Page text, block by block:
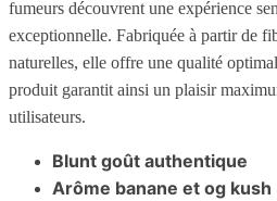
fumeurs découvrent une expérience
exceptionnelle. Fabriquée à partir de
naturelles, elle offre une qualité
produit garantit ainsi un plaisir
utilisateurs.
Blunt goût authentique
Arôme banane et og kush